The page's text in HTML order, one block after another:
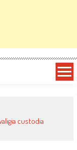
custodia